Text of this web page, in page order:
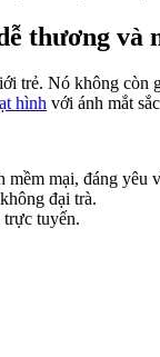
thương và
trẻ. Nó không
hình với ánh mắt
mại, đáng yêu
đại trà.
trực tuyến.